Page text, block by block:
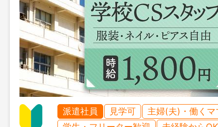
派遣社員 見学可
主婦(夫)・働くマ